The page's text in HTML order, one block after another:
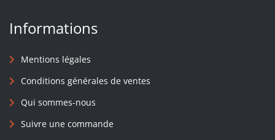
Informations
Mentions légales
Conditions générales de ventes
Qui sommes-nous
Suivre une commande